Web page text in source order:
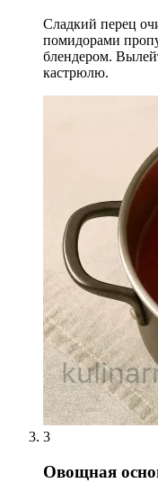
Сладкий перец
помидорами
блендером.
кастрюлю.
3
Овощная